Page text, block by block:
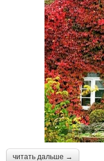
читать дальше →